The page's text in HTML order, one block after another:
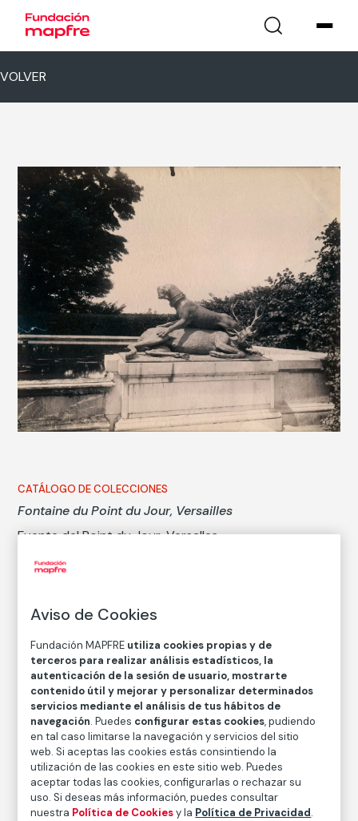
VOLVER
CATÁLOGO DE COLECCIONES
Fontaine du Point du Jour, Versailles
Fuente del Point du Jour, Versalles
Eugène Atget
Técnica
Medidas
Medidas mancha: 17,8 × 21,5 cm
Inventario
FM000869
Fecha
1901
Aviso de Cookies
Fundación MAPFRE utiliza cookies propias y de
terceros para realizar análisis estadísticos, la
autenticación de la sesión de usuario, mostrarte
contenido útil y mejorar y personalizar determinados
servicios mediante el análisis de tus hábitos de
navegación. Puedes configurar estas cookies, pudiendo
en tal caso limitarse la navegación y servicios del sitio
web. Si aceptas las cookies estás consintiendo la
utilización de las cookies en este sitio web. Puedes
aceptar todas las cookies, configurarlas o rechazar su
uso. Si deseas más información, puedes consultar
nuestra Política de Cookiesy la Política de Privacidad.